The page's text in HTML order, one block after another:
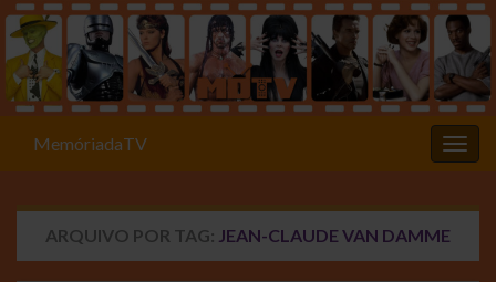
MemóriadaTV
ARQUIVO POR TAG: JEAN-CLAUDE VAN DAMME